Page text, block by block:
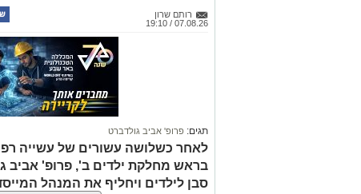
רותם שרון
07.08.26 / 19:10
תגים: פרופ' אביב גולדברט
לאחר כשלושה עשורים של עשייה
בראש מחלקת ילדים ב', פרופ' אביב
סבן לילדים ויחליף את המנהל